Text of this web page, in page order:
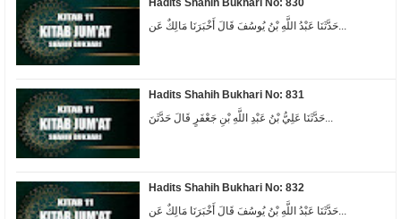
Hadits Shahih Bukhari No: 831
حَدَّثَنَا عَلِيُّ بْنُ عَبْدِ اللَّهِ بْنِ جَعْفَرٍ قَالَ حَدَّثَنَ...
Hadits Shahih Bukhari No: 832
حَدَّثَنَا عَبْدُ اللَّهِ بْنُ يُوسُفَ قَالَ أَخْبَرَنَا مَالِكٌ عَن...